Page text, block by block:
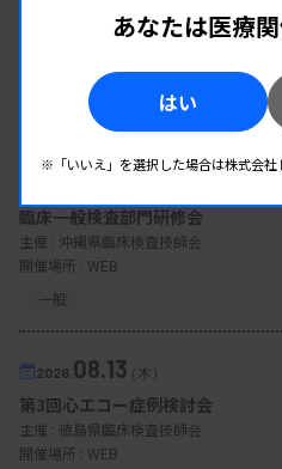
イベン
08.12
臨床一般検査部門研修会
主催 : 沖縄県臨床検査技師会
開催場所 : WEB
一般
2026. 08.13（木）
第3回心エコー症例検討会
主催 : 徳島県臨床検査技師会
開催場所 : WEB
あなたは医療
はい
※「いいえ」を選択した場合は株式会社